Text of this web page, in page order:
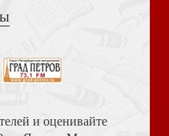
обложка: портрет